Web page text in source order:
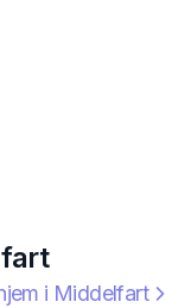
i Middelfart